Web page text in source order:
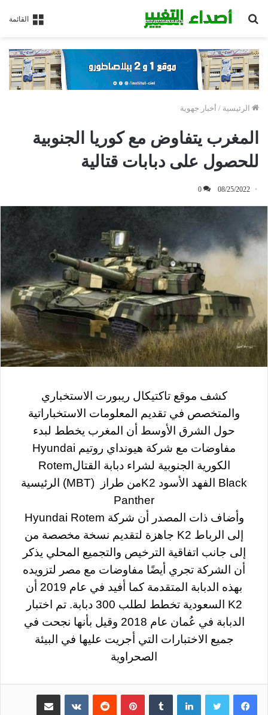
القائمة
الرئيسية / أخبار جهوية
المغرب يتفاوض مع كوريا الجنوبية
للحصول على دبابات قتالية
08/25/2022
0
كشف موقع تاكتيكال ريبورت الاستخباري
والمتخصص في تقديم المعلومات الاستخباراتية
حول الشرق الأوسط أن المغرب يخطط لبدء
مفاوضات مع شركة هيونداي روتيم Hyundai
Rotemالكورية الجنوبية لشراء دبابة القتال
الرئيسية
(MBT) من طرازK2 الفهد الأسود
Black
Panther
وأضاف ذات المصدر أن شركة
جاهزة لتقديم نسخة مخصصة من K2 إلى الرباط
إلى جانب اتفاقية الترخيص والتجميع المحلي يذكر
أن الشركة تجري أيضًا مفاوضات مع مصر لتزويده
بهذه الدبابة المتقدمة كما أفيد في عام 2019 أن
السعودية تخطط لطلب 300 دبابة
K2.
تم اختبار
الدبابة في عُمان عام 2018 وقيل بأنها نجحت في
جميع الاختبارات التي أجريت عليها في البيئة
الصحراوية
لينكدإن بينتيريست مشاركة عبر البريد